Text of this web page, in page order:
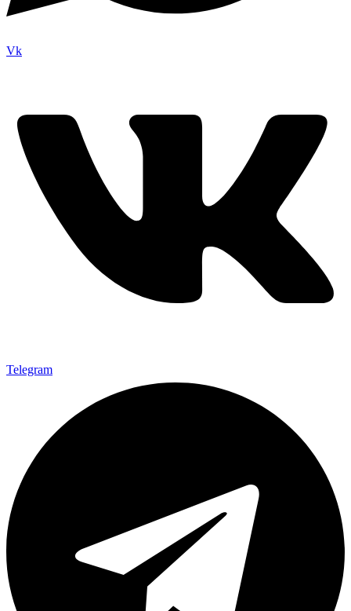
Vk
Telegram